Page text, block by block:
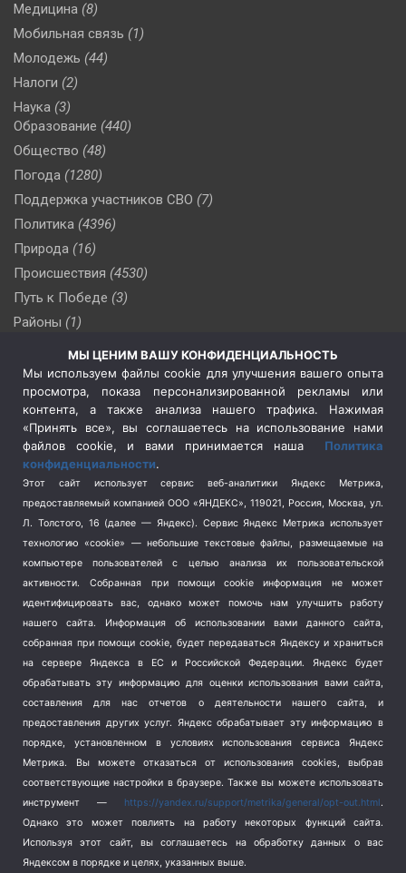
Медицина (8)
Мобильная связь (1)
Молодежь (44)
Налоги (2)
Наука (3)
Образование (440)
Общество (48)
Погода (1280)
Поддержка участников СВО (7)
Политика (4396)
Природа (16)
Происшествия (4530)
Путь к Победе (3)
Районы (1)
(510)
Сельское хозяйство (3)
Социальная политика
(3)
Спецоперация в Украине
Спецоперация на Украине
(404)
Спорт (740)
Терроризм (1)
Транспорт (262)
Туризм (178)
Флот (76)
Школа и спорт (2)
Экология (8)
Экономика (1172)
МЫ ЦЕНИМ ВАШУ КОНФИДЕНЦИАЛЬНОСТЬ
Мы используем файлы cookie для улучшения вашего опыта
просмотра, показа персонализированной рекламы или
контента, а также анализа нашего трафика. Нажимая
«Принять все», вы соглашаетесь на использование нами
файлов cookie, и вами принимается наша Политика
конфиденциальности.
Этот сайт использует сервис веб-аналитики Яндекс Метрика,
предоставляемый компанией ООО «ЯНДЕКС», 119021, Россия, Москва, ул.
Л. Толстого, 16 (далее — Яндекс). Сервис Яндекс Метрика использует
технологию «cookie» — небольшие текстовые файлы, размещаемые на
компьютере пользователей с целью анализа их пользовательской
активности.
Собранная при помощи cookie информация не может
идентифицировать вас, однако может помочь нам улучшить работу
нашего сайта. Информация об использовании вами данного сайта,
собранная при помощи cookie, будет передаваться Яндексу и храниться
на сервере Яндекса в ЕС и Российской Федерации. Яндекс будет
обрабатывать эту информацию для оценки использования вами сайта,
составления для нас отчетов о деятельности нашего сайта, и
предоставления других услуг. Яндекс обрабатывает эту информацию в
порядке, установленном в условиях использования сервиса Яндекс
Метрика.
Вы можете отказаться от использования cookies, выбрав
соответствующие настройки в браузере. Также вы можете использовать
инструмент — https://yandex.ru/support/metrika/general/opt-out.html.
Однако это может повлиять на работу некоторых функций сайта.
Используя этот сайт, вы соглашаетесь на обработку данных о вас
Яндексом в порядке и целях, указанных выше.